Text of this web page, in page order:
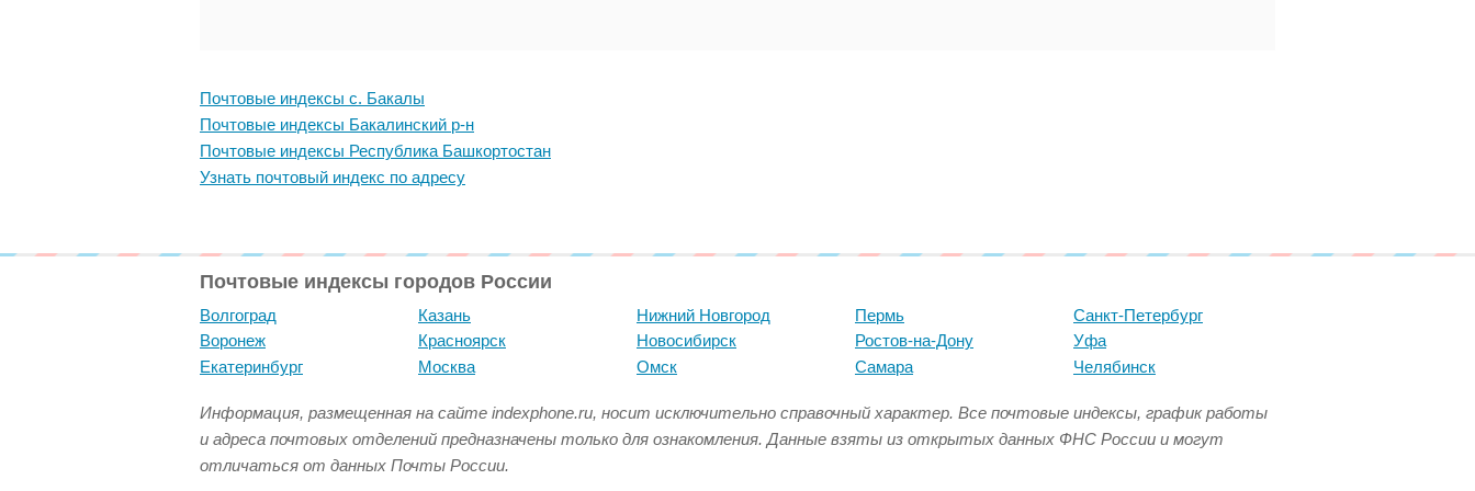
Почтовые индексы с. Бакалы
Почтовые индексы Бакалинский р-н
Почтовые индексы Республика Башкортостан
Узнать почтовый индекс по адресу
Почтовые индексы городов России
Волгоград
Воронеж
Екатеринбург
Казань
Красноярск
Москва
Нижний Новгород
Новосибирск
Омск
Пермь
Ростов-на-Дону
Самара
Санкт-Петербург
Уфа
Челябинск
Информация, размещенная на сайте indexphone.ru, носит исключительно справочный характер. Все почтовые индексы, график работы
и адреса почтовых отделений предназначены только для ознакомления. Данные взяты из открытых данных ФНС России и могут
отличаться от данных Почты России.